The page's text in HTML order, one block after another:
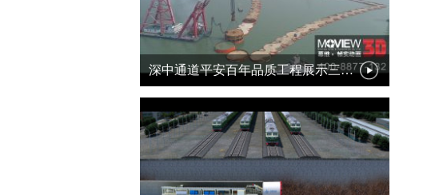
深中通道平安百年品质工程展示三维动画